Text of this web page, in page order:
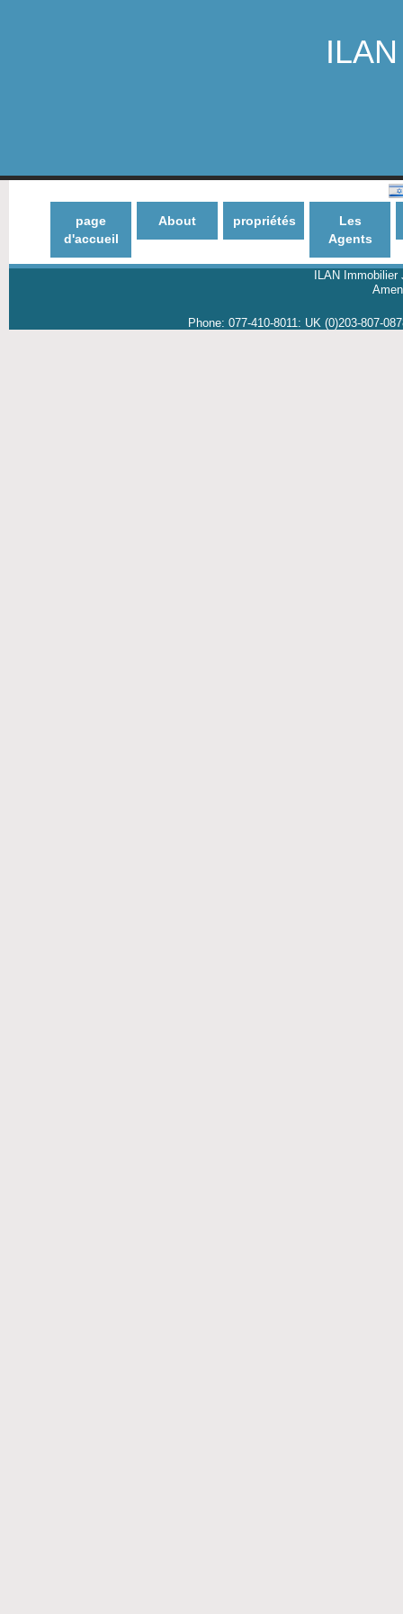
page
d'accueil
About propriétés
Les
Agents
ILAN
Phone: 077-410-8011: UK (0)203-807-